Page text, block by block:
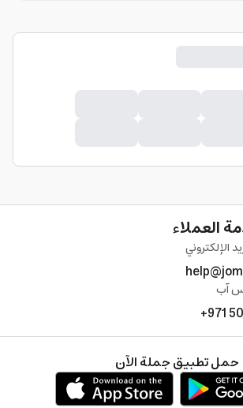
العملاء
الإلكتروني
آب
+971
حمل تطبيق جملة الآن